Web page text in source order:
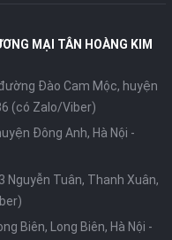
MẠI TÂN HOÀNG KIM
Đào Cam Mộc, huyện
(có Zalo/Viber)
Đông Anh, Hà Nội -
Nguyễn Tuân, Thanh Xuân,
Biên, Long Biên, Hà Nội -